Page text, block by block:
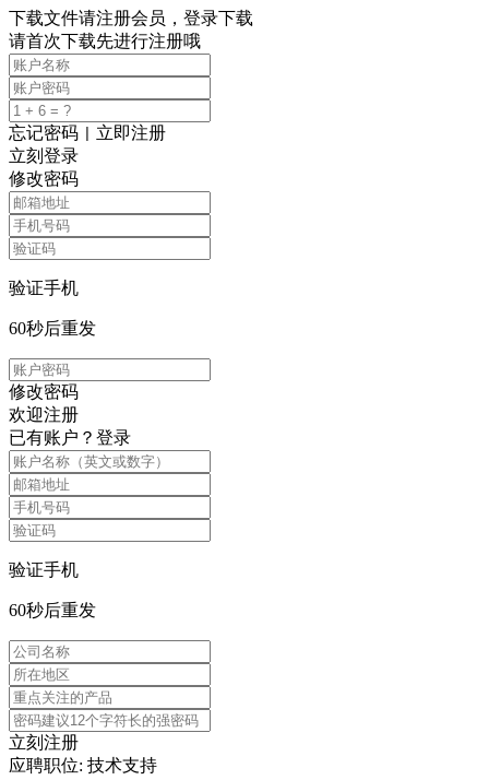
下载文件请注册会员，登录下载
请首次下载先进行注册哦
忘记密码
立即注册
立刻登录
修改密码
验证手机
60秒后重发
修改密码
欢迎注册
已有账户？ 登录
验证手机
60秒后重发
立刻注册
应聘职位: 技术支持